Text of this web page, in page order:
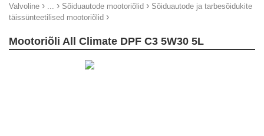
Valvoline › ... › Sõiduautode mootoriõlid › Sõiduautode ja tarbesõidukite
täissünteetilised mootoriõlid ›
Mootoriõli All Climate DPF C3 5W30 5L